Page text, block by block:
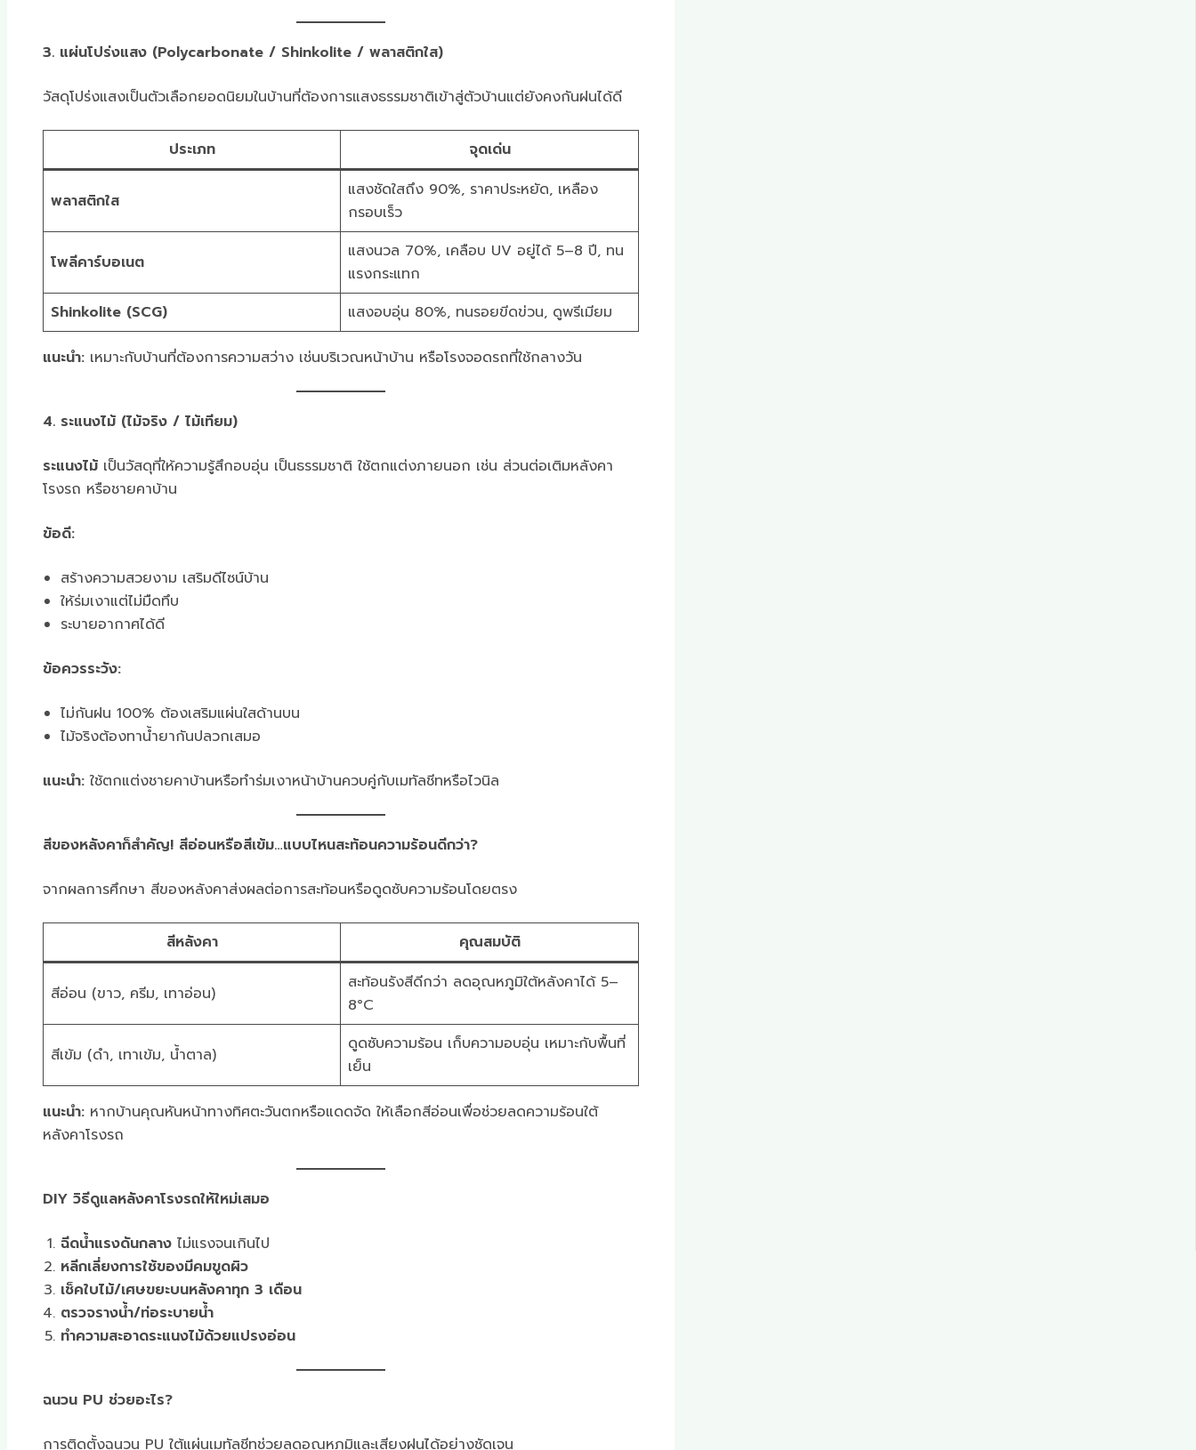
3. แผ่นโปร่งแสง (Polycarbonate / Shinkolite / พลาสติกใส)
วัสดุโปร่งแสงเป็นตัวเลือกยอดนิยมในบ้านที่ต้องการแสงธรรมชาติเข้าสู่ตัวบ้านแต่ยังคงกันฝนได้ดี
ประเภท จุดเด่น
พลาสติกใส
แสงชัดใสถึง 90%, ราคาประหยัด, เหลือง
กรอบเร็ว
โพลีคาร์บอเนต
แสงนวล 70%, เคลือบ UV อยู่ได้ 5–8 ปี, ทน
แรงกระแทก
Shinkolite (SCG)
แสงอบอุ่น 80%, ทนรอยขีดข่วน, ดูพรีเมียม
แนะนำ: เหมาะกับบ้านที่ต้องการความสว่าง เช่นบริเวณหน้าบ้าน หรือโรงจอดรถที่ใช้กลางวัน
4. ระแนงไม้ (ไม้จริง / ไม้เทียม)
ระแนงไม้ เป็นวัสดุที่ให้ความรู้สึกอบอุ่น เป็นธรรมชาติ ใช้ตกแต่งภายนอก เช่น ส่วนต่อเติมหลังคา
โรงรถ หรือชายคาบ้าน
ข้อดี:
สร้างความสวยงาม เสริมดีไซน์บ้าน
ให้ร่มเงาแต่ไม่มืดทึบ
ระบายอากาศได้ดี
ข้อควรระวัง:
ไม่กันฝน 100% ต้องเสริมแผ่นใสด้านบน
ไม้จริงต้องทาน้ำยากันปลวกเสมอ
แนะนำ: ใช้ตกแต่งชายคาบ้านหรือทำร่มเงาหน้าบ้านควบคู่กับเมทัลชีทหรือไวนิล
สีของหลังคาก็สำคัญ! สีอ่อนหรือสีเข้ม…แบบไหนสะท้อนความร้อนดีกว่า?
จากผลการศึกษา สีของหลังคาส่งผลต่อการสะท้อนหรือดูดซับความร้อนโดยตรง
สีหลังคา คุณสมบัติ
สีอ่อน (ขาว, ครีม, เทาอ่อน)
สะท้อนรังสีดีกว่า ลดอุณหภูมิใต้หลังคาได้ 5–
8°C
สีเข้ม (ดำ, เทาเข้ม, น้ำตาล)
ดูดซับความร้อน เก็บความอบอุ่น เหมาะกับพื้นที่
เย็น
แนะนำ: หากบ้านคุณหันหน้าทางทิศตะวันตกหรือแดดจัด ให้เลือกสีอ่อนเพื่อช่วยลดความร้อนใต้
หลังคาโรงรถ
DIY วิธีดูแลหลังคาโรงรถให้ใหม่เสมอ
ฉีดน้ำแรงดันกลาง ไม่แรงจนเกินไป
หลีกเลี่ยงการใช้ของมีคมขูดผิว
เช็คใบไม้/เศษขยะบนหลังคาทุก 3 เดือน
ตรวจรางน้ำ/ท่อระบายน้ำ
ทำความสะอาดระแนงไม้ด้วยแปรงอ่อน
ฉนวน PU ช่วยอะไร?
การติดตั้งฉนวน PU ใต้แผ่นเมทัลชีทช่วยลดอุณหภูมิและเสียงฝนได้อย่างชัดเจน